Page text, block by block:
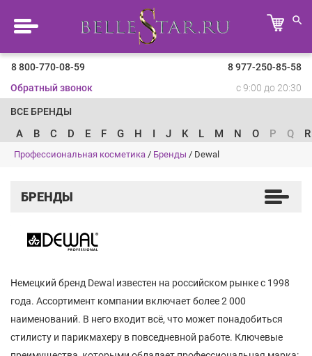
8 800-770-08-59
8 977-250-85-58
Обратный звонок
с 9:00 до 20:30
ВСЕ БРЕНДЫ
A B C D E F G H I J K L M N O P Q R
Профессиональная косметика / Бренды / Dewal
БРЕНДЫ
Немецкий бренд Dewal известен на российском рынке с 1998
года. Ассортимент компании включает более 2 000
наименований. В него входит всё, что может понадобиться
стилисту и парикмахеру в повседневной работе. Ключевые